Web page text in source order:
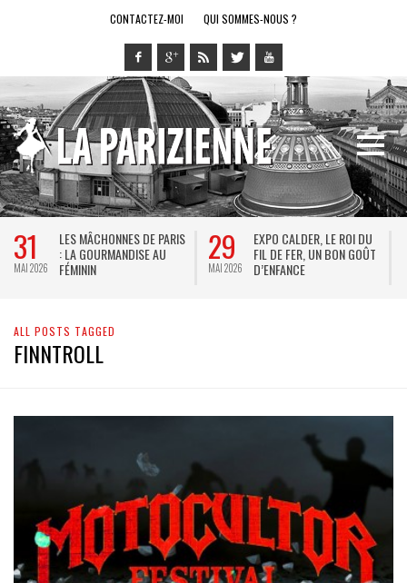
CONTACTEZ-MOI QUI SOMMES-NOUS ?
31
MAI 2026
LES MÂCHONNES DE PARIS
: LA GOURMANDISE AU
FÉMININ
29
MAI 2026
EXPO CALDER, LE ROI DU
FIL DE FER, UN BON GOÛT
D’ENFANCE
ALL POSTS TAGGED
FINNTROLL